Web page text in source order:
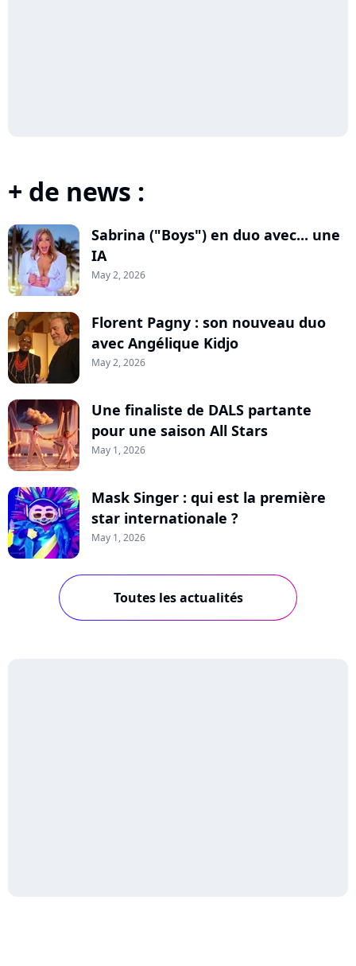
+ de news :
Sabrina ("Boys") en duo avec... une
IA
May 2, 2026
Florent Pagny : son nouveau duo
avec Angélique Kidjo
May 2, 2026
Une finaliste de DALS partante
pour une saison All Stars
May 1, 2026
Mask Singer : qui est la première
star internationale ?
May 1, 2026
Toutes les actualités